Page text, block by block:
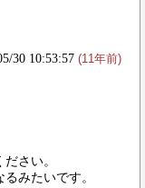
30 10:53:57 (11年前)
さい。
みたいです。